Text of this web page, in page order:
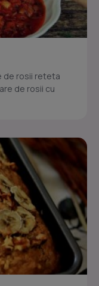
de rosii reteta
de rosii cu